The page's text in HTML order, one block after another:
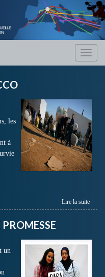
les
à
Lire la suite
PROMESSE
un